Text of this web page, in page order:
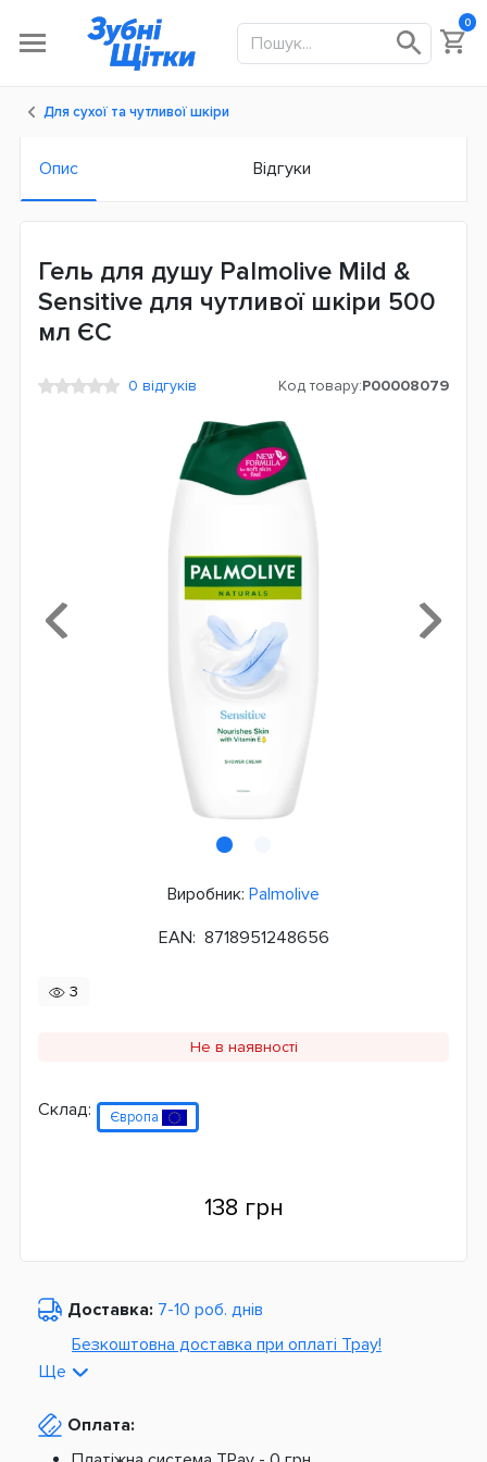
0
Для сухої та чутливої шкіри
Опис Відгуки
Гель для душу Palmolive Mild &
Sensitive для чутливої шкіри 500
мл ЄС
0 відгуків Код товару:P00008079
Виробник: Palmolive
EAN: 8718951248656
3
Не в наявності
Склад: Європа
138 грн
Доставка: 7-10 роб. днів
Безкоштовна доставка при оплаті Tpay!
З Європи від
Ще
Оплата: